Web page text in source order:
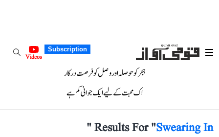
Subscription
Videos
ہجر کو حوصلہ اور وصل کو فرصت درکار
اک محبت کے لیے ایک جوانی کم ہے
Results For "Swearing In
"